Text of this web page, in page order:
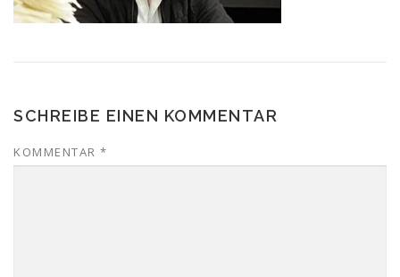
SCHREIBE EINEN KOMMENTAR
KOMMENTAR *